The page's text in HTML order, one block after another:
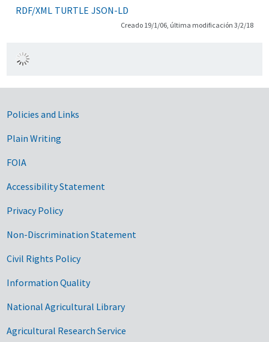
RDF/XML TURTLE JSON-LD
Creado 19/1/06, última modificación 3/2/18
Government Links
Policies and Links
Plain Writing
FOIA
Accessibility Statement
Privacy Policy
Non-Discrimination Statement
Civil Rights Policy
Information Quality
National Agricultural Library
Agricultural Research Service